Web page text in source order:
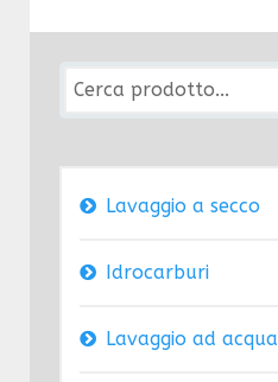
Lavaggio a secco
Idrocarburi
Lavaggio ad acqua